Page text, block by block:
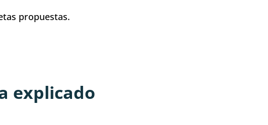
propuestas.
explicado